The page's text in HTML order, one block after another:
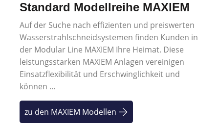
Standard Modellreihe MAXIEM
Auf der Suche nach effizienten und preiswerten
Wasserstrahlschneidsystemen finden Kunden in
der Modular Line MAXIEM Ihre Heimat. Diese
leistungsstarken MAXIEM Anlagen vereinigen
Einsatzflexibilität und Erschwinglichkeit und
können ...
zu den MAXIEM Modellen